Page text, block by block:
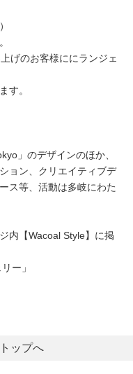
げのお客様ににランジェ
す。
」のデザインのほか、
ョン、クリエイティブデ
ス等、活動は多岐にわた
内【Wacoal Style】に掲
ー」
ップへ